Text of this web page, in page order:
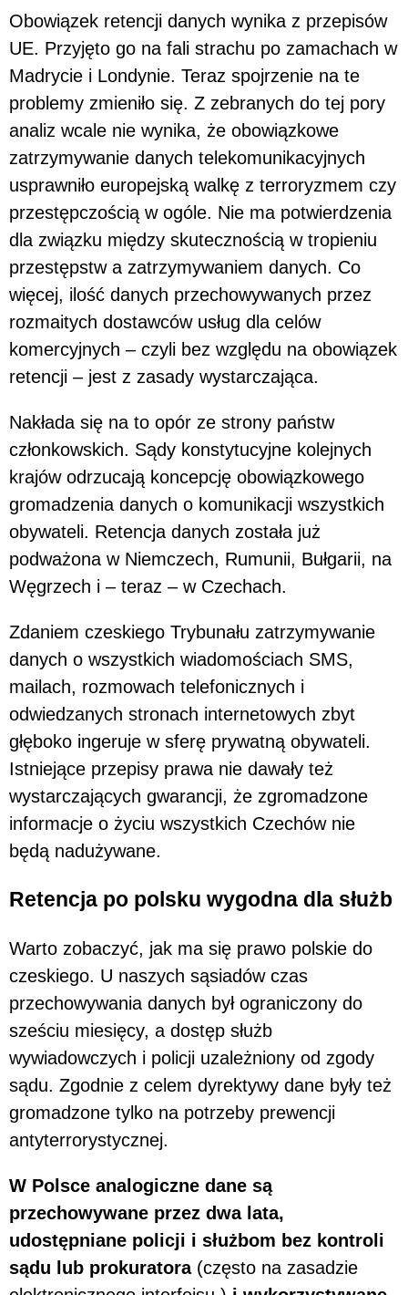
Obowiązek retencji danych wynika z przepisów
UE. Przyjęto go na fali strachu po zamachach w
Madrycie i Londynie. Teraz spojrzenie na te
problemy zmieniło się. Z zebranych do tej pory
analiz wcale nie wynika, że obowiązkowe
zatrzymywanie danych telekomunikacyjnych
usprawniło europejską walkę z terroryzmem czy
przestępczością w ogóle. Nie ma potwierdzenia
dla związku między skutecznością w tropieniu
przestępstw a zatrzymywaniem danych. Co
więcej, ilość danych przechowywanych przez
rozmaitych dostawców usług dla celów
komercyjnych – czyli bez względu na obowiązek
retencji – jest z zasady wystarczająca.
Nakłada się na to opór ze strony państw
członkowskich. Sądy konstytucyjne kolejnych
krajów odrzucają koncepcję obowiązkowego
gromadzenia danych o komunikacji wszystkich
obywateli. Retencja danych została już
podważona w Niemczech, Rumunii, Bułgarii, na
Węgrzech i – teraz – w Czechach.
Zdaniem czeskiego Trybunału zatrzymywanie
danych o wszystkich wiadomościach SMS,
mailach, rozmowach telefonicznych i
odwiedzanych stronach internetowych zbyt
głęboko ingeruje w sferę prywatną obywateli.
Istniejące przepisy prawa nie dawały też
wystarczających gwarancji, że zgromadzone
informacje o życiu wszystkich Czechów nie
będą nadużywane.
Retencja po polsku wygodna dla służb
Warto zobaczyć, jak ma się prawo polskie do
czeskiego. U naszych sąsiadów czas
przechowywania danych był ograniczony do
sześciu miesięcy, a dostęp służb
wywiadowczych i policji uzależniony od zgody
sądu. Zgodnie z celem dyrektywy dane były też
gromadzone tylko na potrzeby prewencji
antyterrorystycznej.
W Polsce analogiczne dane są
przechowywane przez dwa lata,
udostępniane policji i służbom bez kontroli
sądu lub prokuratora(często na zasadzie